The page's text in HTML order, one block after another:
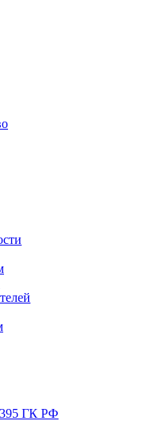
395 ГК РФ